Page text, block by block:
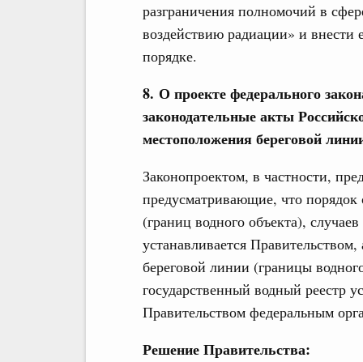
разграничения полномочий в
воздействию радиации» и внести
порядке.
8. О проекте федерального
законодательные акты
местоположения береговой
Законопроектом, в частности,
предусматривающие, что
(границ водного объекта),
устанавливается
береговой линии (границы
государственный водный реестр
Правительством федеральным
Решение Правительства: